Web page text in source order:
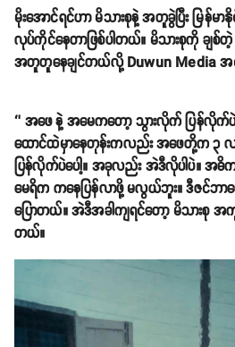
မိုးအောင်ရင်ဟာ မိသားစုနဲ့ အတူခွဲပြီး မြန်
လုပ်ကိုင်နေတာဖြစ်ပါတယ်။ မိသားစုကို ချစ်
အတူတူနေချင်တယ်လို့ Duwun Media အင်
‘’ အဖေ နဲ့ အမေကတော့ သွားလိုက် ပြန်လိုက်ပဲ
ထောင်ထဲမှာနေတုန်းကလည်း အဖေတို့က ၃
ပြန်လိုက်ပဲပေါ့။ အခုလည်း အဲဒီလိုပါပဲ။
မေရိက ကနေပြန်လာဖို့ မလွယ်ဘူး။ ဒီဇင်ဘ
ပြောတယ်။ အဲဒီအခါကျရင်တော့ မိသားစု အကုန်
တယ်။